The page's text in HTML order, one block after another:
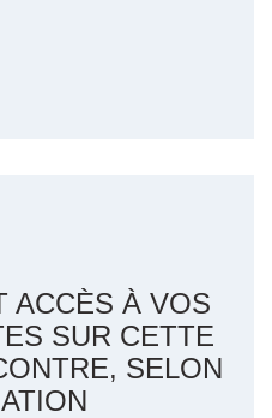
ACCÈS À VOS
SUR CETTE
SELON